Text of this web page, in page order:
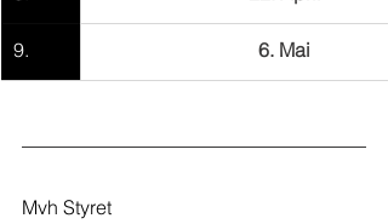
9. 6. Mai
Mvh Styret